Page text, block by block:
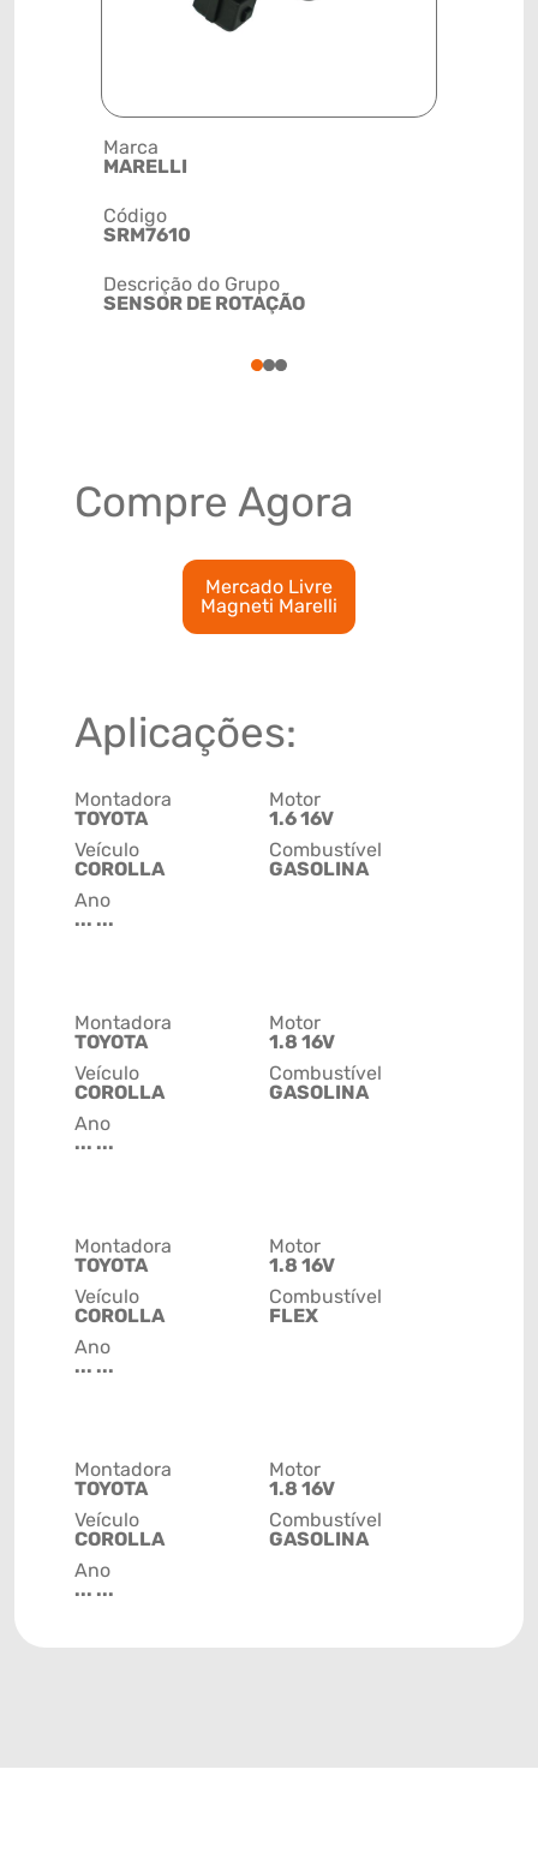
Marca
MARELLI
Código
SRM7610
Descrição do Grupo
SENSOR DE ROTAÇÃO
123
Compre Agora
Mercado Livre
Magneti Marelli
Aplicações:
Montadora
TOYOTA
Veículo
COROLLA
Ano
... ...
Motor
1.6 16V
Combustível
GASOLINA
Montadora
TOYOTA
Veículo
COROLLA
Ano
... ...
Motor
1.8 16V
Combustível
GASOLINA
Montadora
TOYOTA
Veículo
COROLLA
Ano
... ...
Motor
1.8 16V
Combustível
FLEX
Montadora
TOYOTA
Veículo
COROLLA
Ano
... ...
Motor
1.8 16V
Combustível
GASOLINA